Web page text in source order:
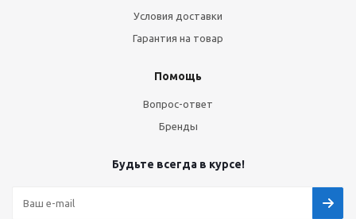
Условия доставки
Гарантия на товар
Помощь
Вопрос-ответ
Бренды
Будьте всегда в курсе!